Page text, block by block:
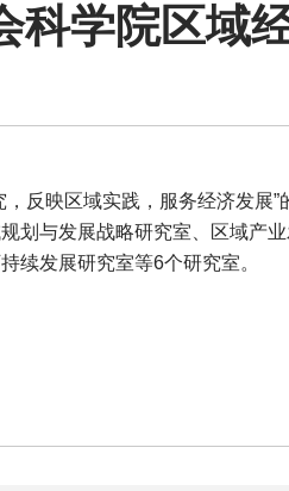
科学院区域
映区域实践，服务经济发展”
划与发展战略研究室、区域产
续发展研究室等6个研究室。